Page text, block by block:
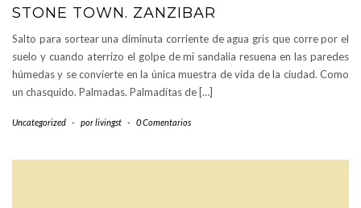
STONE TOWN. ZANZIBAR
Salto para sortear una diminuta corriente de agua gris que corre por el
suelo y cuando aterrizo el golpe de mi sandalia resuena en las paredes
húmedas y se convierte en la única muestra de vida de la ciudad. Como
un chasquido. Palmadas. Palmaditas de […]
Uncategorized - porlivingst - 0 Comentarios